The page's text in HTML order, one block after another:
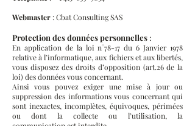
Webmaster : Cbat Consulting SAS
Protection des données personnelles :
En application de la loi n°78-17 du 6 Janvier 1978
relative à l’informatique, aux fichiers et aux libertés,
vous disposez des droits d’opposition (art.26 de la
loi) des données vous concernant.
Ainsi vous pouvez exiger une mise à jour ou
suppression des informations vous concernant qui
sont inexactes, incomplètes, équivoques, périmées
ou dont la collecte ou l’utilisation, la